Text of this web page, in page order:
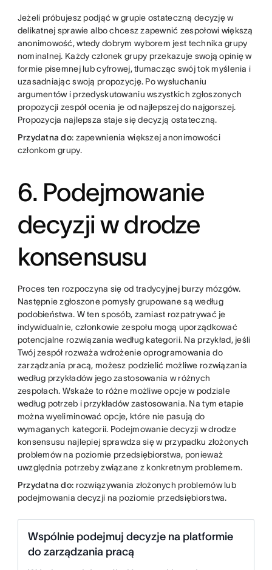
Jeżeli próbujesz podjąć w grupie ostateczną decyzję w
delikatnej sprawie albo chcesz zapewnić zespołowi większą
anonimowość, wtedy dobrym wyborem jest technika grupy
nominalnej. Każdy członek grupy przekazuje swoją opinię w
formie pisemnej lub cyfrowej, tłumacząc swój tok myślenia i
uzasadniając swoją propozycję. Po wysłuchaniu
argumentów i przedyskutowaniu wszystkich zgłoszonych
propozycji zespół ocenia je od najlepszej do najgorszej.
Propozycja najlepsza staje się decyzją ostateczną.
Przydatna do: zapewnienia większej anonimowości
członkom grupy.
6. Podejmowanie
decyzji w drodze
konsensusu
Proces ten rozpoczyna się od tradycyjnej burzy mózgów.
Następnie zgłoszone pomysły grupowane są według
podobieństwa. W ten sposób, zamiast rozpatrywać je
indywidualnie, członkowie zespołu mogą uporządkować
potencjalne rozwiązania według kategorii. Na przykład, jeśli
Twój zespół rozważa wdrożenie oprogramowania do
zarządzania pracą, możesz podzielić możliwe rozwiązania
według przykładów jego zastosowania w różnych
zespołach. Wskaże to różne możliwe opcje w podziale
według potrzeb i przykładów zastosowania. Na tym etapie
można wyeliminować opcje, które nie pasują do
wymaganych kategorii. Podejmowanie decyzji w drodze
konsensusu najlepiej sprawdza się w przypadku złożonych
problemów na poziomie przedsiębiorstwa, ponieważ
uwzględnia potrzeby związane z konkretnym problemem.
Przydatna do: rozwiązywania złożonych problemów lub
podejmowania decyzji na poziomie przedsiębiorstwa.
Wspólnie podejmuj decyzje na platformie
do zarządzania pracą